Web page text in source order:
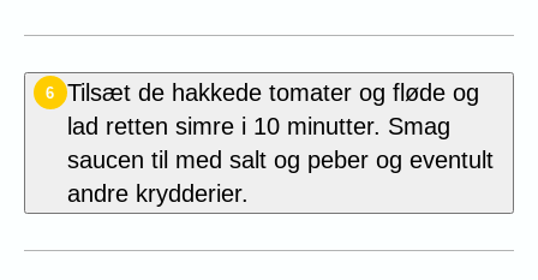
6
Tilsæt de hakkede tomater og fløde og
lad retten simre i 10 minutter. Smag
saucen til med salt og peber og eventult
andre krydderier.